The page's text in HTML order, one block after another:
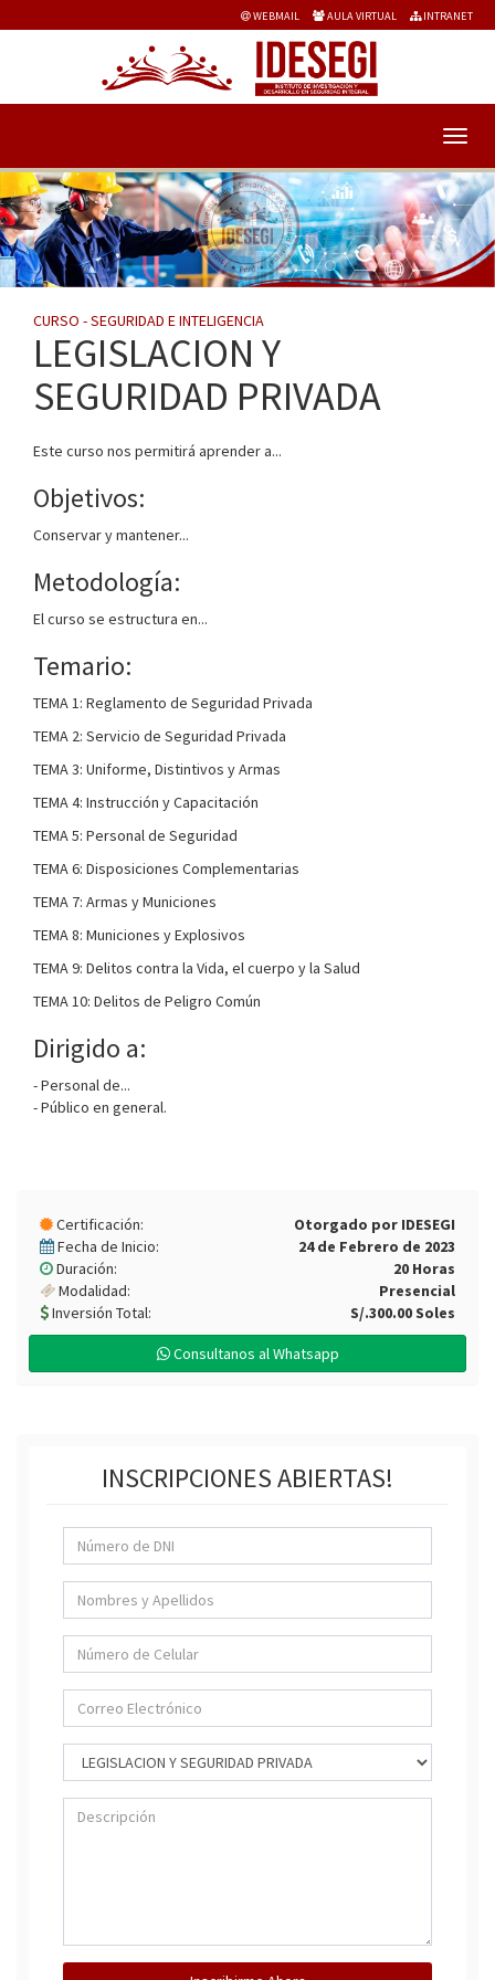
WEBMAIL AULA VIRTUAL INTRANET
CURSO - SEGURIDAD E INTELIGENCIA
LEGISLACION Y
SEGURIDAD PRIVADA
Este curso nos permitirá aprender a...
Objetivos:
Conservar y mantener...
Metodología:
El curso se estructura en...
Temario:
TEMA 1: Reglamento de Seguridad Privada
TEMA 2: Servicio de Seguridad Privada
TEMA 3: Uniforme, Distintivos y Armas
TEMA 4: Instrucción y Capacitación
TEMA 5: Personal de Seguridad
TEMA 6: Disposiciones Complementarias
TEMA 7: Armas y Municiones
TEMA 8: Municiones y Explosivos
TEMA 9: Delitos contra la Vida, el cuerpo y la Salud
TEMA 10: Delitos de Peligro Común
Dirigido a:
- Personal de...
- Público en general.
Certificación:
Otorgado por IDESEGI
Fecha de Inicio:
24 de Febrero de 2023
Duración:
20 Horas
Modalidad:
Presencial
Inversión Total:
S/.300.00 Soles
Consultanos al Whatsapp
INSCRIPCIONES ABIERTAS!